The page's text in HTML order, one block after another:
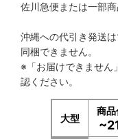
佐川急便または一部
沖縄への代引き発送は
同梱できません。
※「お届けできません
認ください。
大型
商